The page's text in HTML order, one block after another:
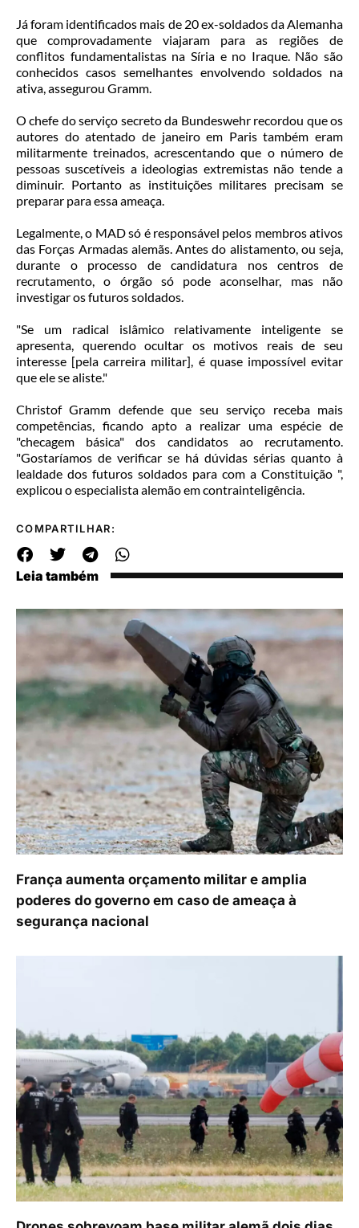
Já foram identificados mais de 20 ex-soldados da Alemanha
que comprovadamente viajaram para as regiões de
conflitos fundamentalistas na Síria e no Iraque. Não são
conhecidos casos semelhantes envolvendo soldados na
ativa, assegurou Gramm.
O chefe do serviço secreto da Bundeswehr recordou que os
autores do atentado de janeiro em Paris também eram
militarmente treinados, acrescentando que o número de
pessoas suscetíveis a ideologias extremistas não tende a
diminuir. Portanto as instituições militares precisam se
preparar para essa ameaça.
Legalmente, o MAD só é responsável pelos membros ativos
das Forças Armadas alemãs. Antes do alistamento, ou seja,
durante o processo de candidatura nos centros de
recrutamento, o órgão só pode aconselhar, mas não
investigar os futuros soldados.
"Se um radical islâmico relativamente inteligente se
apresenta, querendo ocultar os motivos reais de seu
interesse [pela carreira militar], é quase impossível evitar
que ele se aliste."
Christof Gramm defende que seu serviço receba mais
competências, ficando apto a realizar uma espécie de
"checagem básica" dos candidatos ao recrutamento.
"Gostaríamos de verificar se há dúvidas sérias quanto à
lealdade dos futuros soldados para com a Constituição ",
explicou o especialista alemão em contrainteligência.
COMPARTILHAR:
Leia também
França aumenta orçamento militar e amplia
poderes do governo em caso de ameaça à
segurança nacional